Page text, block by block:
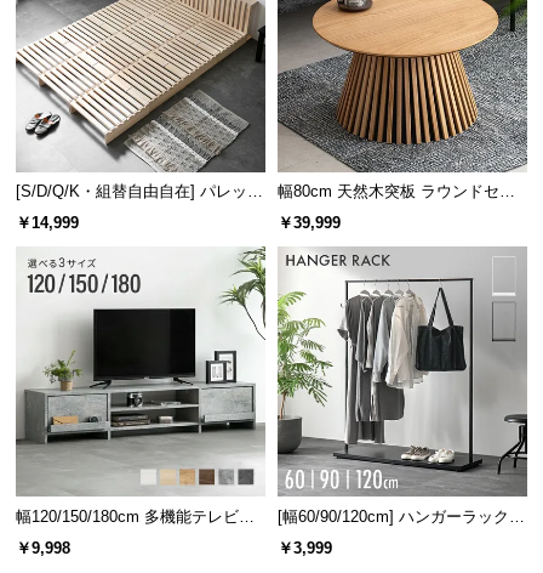
横幅 奥行き 高さ
約40㎝ 約48㎝
充実のアフターサービス
商品のお届けから、ご購入後のアフターサービスま
で、トータルでご満足頂けるように努めています。
[S/D/Q/K・組替自由自在] パレット
ベッド 8/12/16枚セット
￥14,999
幅80cm 天然木突板 ラウンドセン
ターテーブル 美しい格子デザイン
￥39,999
幅120/150/180cm 多機能テレビボ
ード 木目/石目調 オープン収納・
引き出し収納付き
￥9,998
[幅60/90/120cm] ハンガーラック
スチール 4段階高さ調節 サイドフ
ック オープンラック シンプル
￥3,999